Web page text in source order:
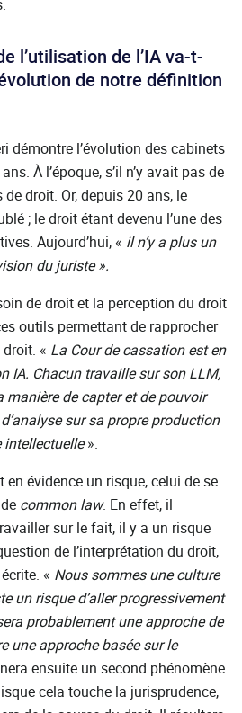
l’utilisation de l’IA va-t-
de notre définition
démontre l’évolution des cabinets
À l’époque, s’il n’y avait pas de
droit. Or, depuis 20 ans, le
; le droit étant devenu l’une des
Aujourd’hui, « il n’y a plus un
du juriste ».
de droit et la perception du droit
outils permettant de rapprocher
« La Cour de cassation est en
IA. Chacun travaille sur son LLM,
manière de capter et de pouvoir
sur sa propre production
intellectuelle».
en évidence un risque, celui de se
common law. En effet, il
sur le fait, il y a un risque
de l’interprétation du droit,
« Nous sommes une culture
un risque d’aller progressivement
probablement une approche de
une approche basée sur le
ensuite un second phénomène
cela touche la jurisprudence,